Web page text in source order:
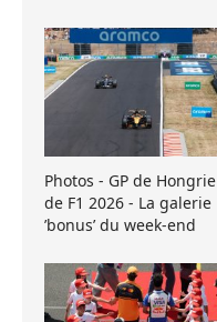
Photos - GP de Hongrie
de F1 2026 - La galerie
’bonus’ du week-end